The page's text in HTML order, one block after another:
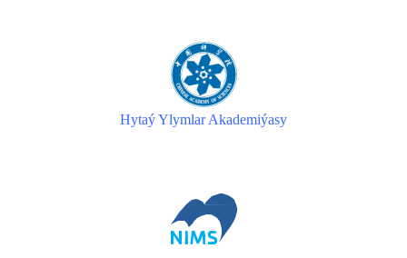
Hytaý Ylymlar Akademiýasy